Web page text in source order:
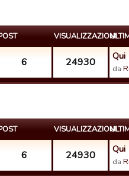
VISUALIZZAZIONI
6 24930 Qui
da
VISUALIZZAZIONI
6 24930 Qui
da